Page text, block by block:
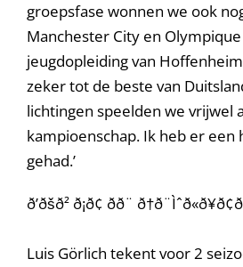
groepsfase wonnen we ook
Manchester City en
jeugdopleiding van
zeker tot de beste van
lichtingen speelden we vrijwel
kampioenschap. Ik heb er een
gehad.’
ð’ðšð² ð¡ð¢ ð­ð¨
Luis Görlich tekent voor 2